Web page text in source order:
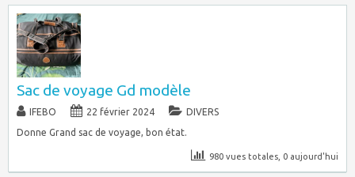
Sac de voyage Gd modèle
IFEBO 22 février 2024
DIVERS
Donne Grand sac de voyage, bon état.
980 vues totales, 0 aujourd'hui